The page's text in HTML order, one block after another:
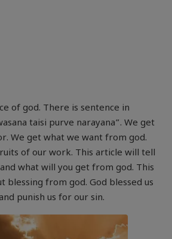
of god. There is sentence in
taisi purve narayana”. We get
We get what we want from god.
of our work. This article will tell
what will you get from god. This
blessing from god. God blessed us
punish us for our sin.